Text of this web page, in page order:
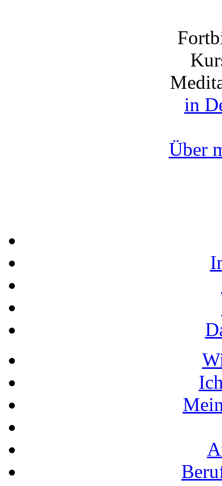
in
Über